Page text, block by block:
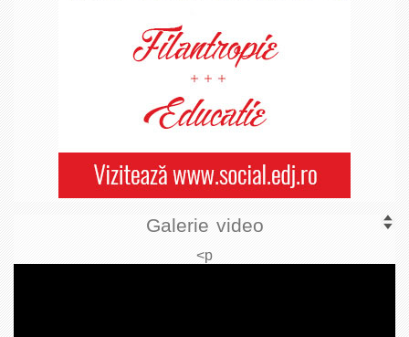
Galerie video
<p